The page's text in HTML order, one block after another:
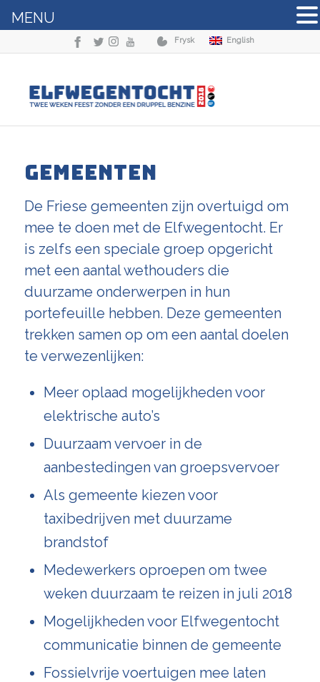
Frysk English
GEMEENTEN
De Friese gemeenten zijn overtuigd om
mee te doen met de Elfwegentocht. Er
is zelfs een speciale groep opgericht
met een aantal wethouders die
duurzame onderwerpen in hun
portefeuille hebben. Deze gemeenten
trekken samen op om een aantal doelen
te verwezenlijken:
Meer oplaad mogelijkheden voor
elektrische auto’s
Duurzaam vervoer in de
aanbestedingen van groepsvervoer
Als gemeente kiezen voor
taxibedrijven met duurzame
brandstof
Medewerkers oproepen om twee
weken duurzaam te reizen in juli 2018
Mogelijkheden voor Elfwegentocht
communicatie binnen de gemeente
Fossielvrije voertuigen mee laten
MENU